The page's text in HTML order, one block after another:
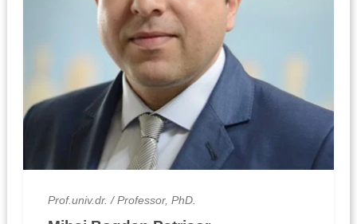
Prof.univ.dr. / Professor, PhD.